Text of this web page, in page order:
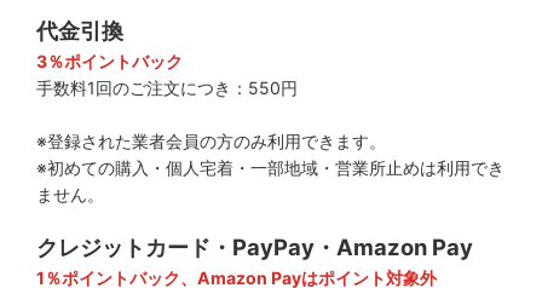
代金引換
3％ポイントバック
手数料1回のご注文につき：550円
※登録された業者会員の方のみ利用できます。
※初めての購入・個人宅着・一部地域・営業所止めは利用でき
ません。
クレジットカード・PayPay・Amazon Pay
1％ポイントバック、Amazon Payはポイント対象外